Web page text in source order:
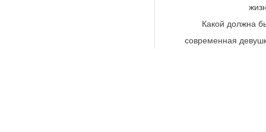
Какой должна
современная